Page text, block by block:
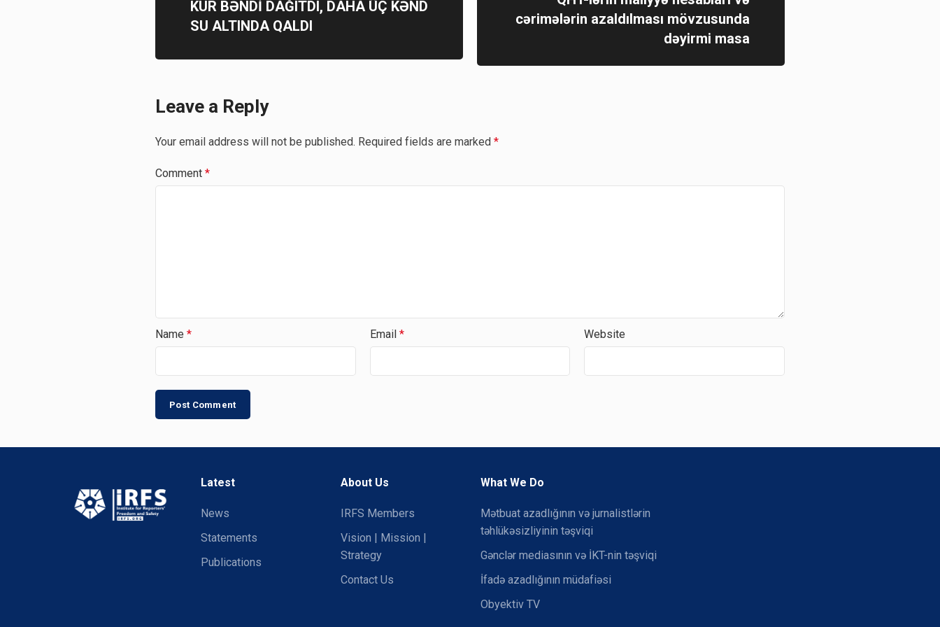
KUR BƏNDİ DAĞITDI, DAHA ÜÇ KƏND
SU ALTINDA QALDI
cərimələrin azaldılması mövzusunda
dəyirmi masa
Leave a Reply
Your email address will not be published. Required fields are marked *
Comment *
Name * Email * Website
Latest
News
Statements
Publications
About Us
IRFS Members
Vision | Mission |
Strategy
Contact Us
What We Do
Mətbuat azadlığının və jurnalistlərin
təhlükəsizliyinin təşviqi
Gənclər mediasının və İKT-nin təşviqi
İfadə azadlığının müdafiəsi
Obyektiv TV